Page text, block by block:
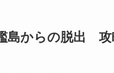
島からの脱出